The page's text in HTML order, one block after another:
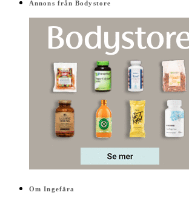
Annons från Bodystore
Om Ingefära